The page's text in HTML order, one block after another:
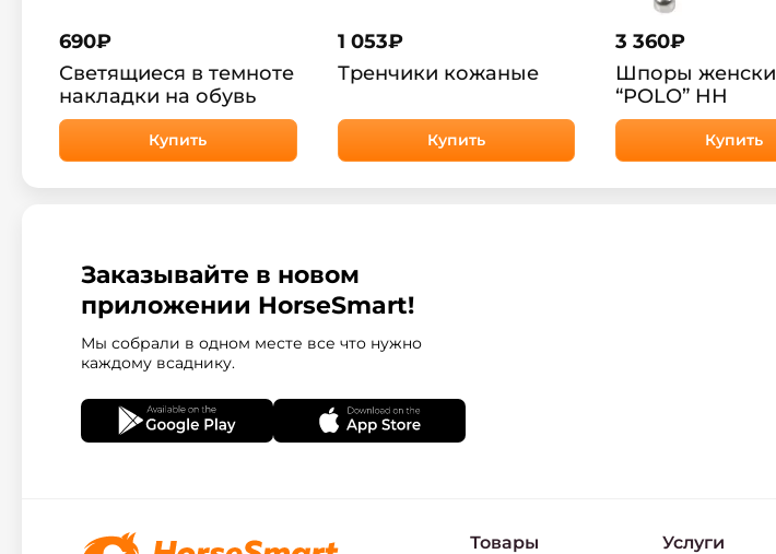
690₽
Светящиеся в темноте
накладки на обувь
Купить
1 053₽
Тренчики кожаные
Купить
3 360₽
Шпоры
“POLO” HH
Купить
Заказывайте в новом
приложении HorseSmart!
Мы собрали в одном месте все что нужно
каждому всаднику.
Товары Услуги